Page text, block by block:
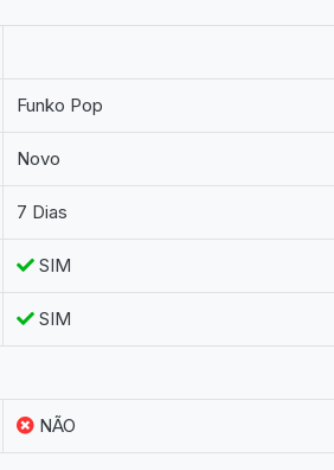
Funko Pop
Novo
7 Dias
SIM
SIM
NÃO